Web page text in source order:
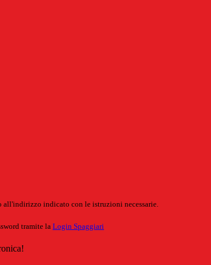
all'indirizzo indicato con le istruzioni necessarie.
tramite la Login Spaggiari